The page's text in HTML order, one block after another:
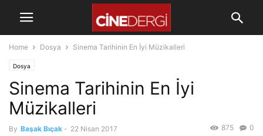
Home Dosya Sinema Tarihinin En İyi Müzikalleri
Dosya
Sinema Tarihinin En İyi
Müzikalleri
By Başak Bıçak - 22 Nisan 2017 0
875